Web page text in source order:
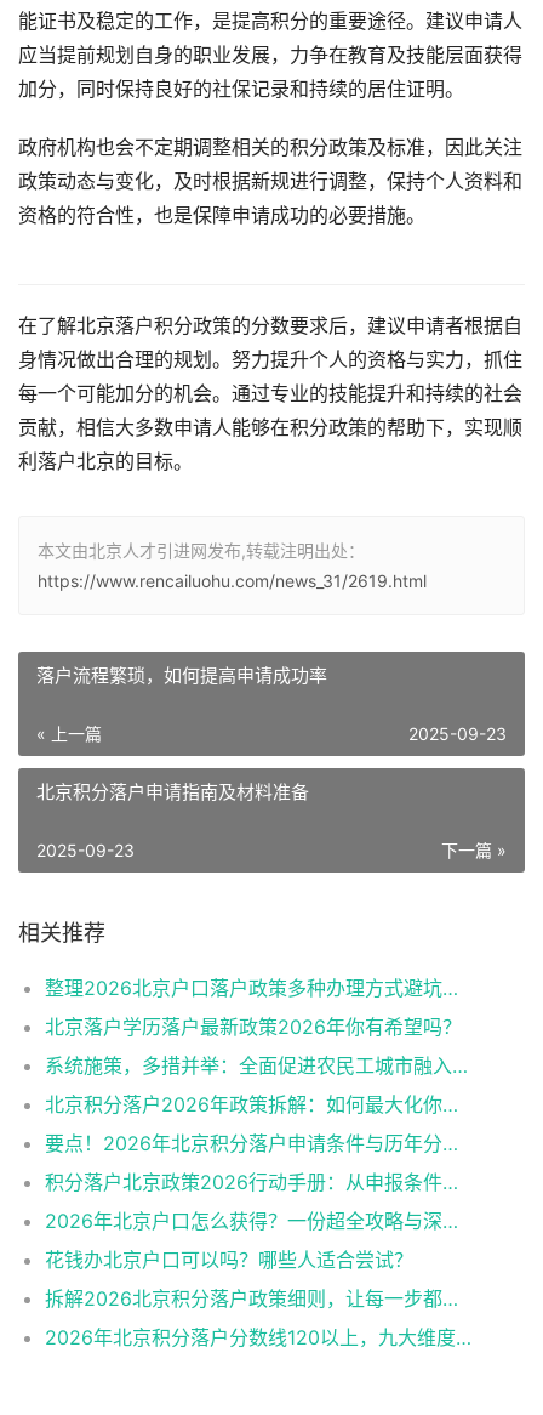
能证书及稳定的工作，是提高积分的重要途径。建议申请人
应当提前规划自身的职业发展，力争在教育及技能层面获得
加分，同时保持良好的社保记录和持续的居住证明。
政府机构也会不定期调整相关的积分政策及标准，因此关注
政策动态与变化，及时根据新规进行调整，保持个人资料和
资格的符合性，也是保障申请成功的必要措施。
在了解北京落户积分政策的分数要求后，建议申请者根据自
身情况做出合理的规划。努力提升个人的资格与实力，抓住
每一个可能加分的机会。通过专业的技能提升和持续的社会
贡献，相信大多数申请人能够在积分政策的帮助下，实现顺
利落户北京的目标。
本文由北京人才引进网发布,转载注明出处：
https://www.rencailuohu.com/news_31/2619.html
落户流程繁琐，如何提高申请成功率
« 上一篇 2025-09-23
北京积分落户申请指南及材料准备
下一篇 »
2025-09-23
相关推荐
整理2026北京户口落户政策多种办理方式避坑指南
北京落户学历落户最新政策2026年你有希望吗？
系统施策，多措并举：全面促进农民工城市融入与社会融合
北京积分落户2026年政策拆解：如何最大化你的积分？
要点！2026年北京积分落户申请条件与历年分数线趋势
积分落户北京政策2026行动手册：从申报条件到办理流程
2026年北京户口怎么获得？一份超全攻略与深度解析
花钱办北京户口可以吗？哪些人适合尝试？
拆解2026北京积分落户政策细则，让每一步都踩在加分上
2026年北京积分落户分数线120以上，九大维度深度解析！